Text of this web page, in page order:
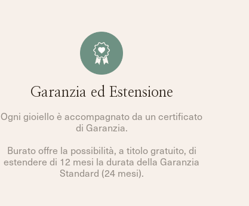
Garanzia ed Estensione
Ogni gioiello è accompagnato da un certificato
di Garanzia.
Burato offre la possibilità, a titolo gratuito, di
estendere di 12 mesi la durata della Garanzia
Standard (24 mesi).